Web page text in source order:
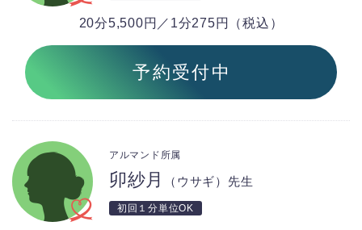
20分5,500円／1分275円（税込）
予約受付中
卯紗月 （ウサギ）先生
アルマンド所属
初回１分単位OK